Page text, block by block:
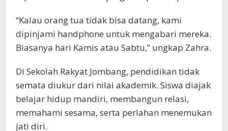
“Kalau orang tua tidak bisa datang, kami
dipinjami handphone untuk mengabari mereka.
Biasanya hari Kamis atau Sabtu,” ungkap Zahra.
Di Sekolah Rakyat Jombang, pendidikan tidak
semata diukur dari nilai akademik. Siswa diajak
belajar hidup mandiri, membangun relasi,
memahami sesama, serta perlahan menemukan
jati diri.